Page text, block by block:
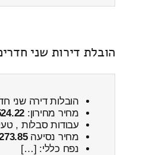
הובלת דירות שני
הובלות דירה שני
מחיר מחירון:
עבודות סבלות ,
מחיר נסיעה1273.85
נפח כללי: […]